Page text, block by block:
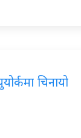
चिनायो